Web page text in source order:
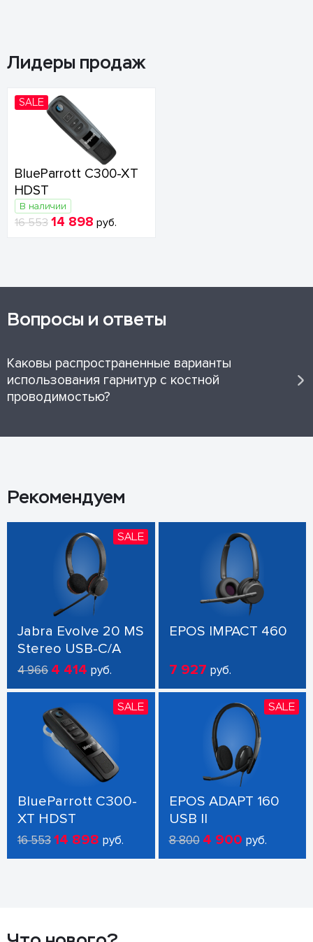
Лидеры продаж
SALE
BlueParrott C300-XT
HDST
В наличии
16 553 14 898 руб.
Вопросы и ответы
Каковы распространенные варианты
использования гарнитур с костной
проводимостью?
Рекомендуем
SALE
Jabra Evolve 20 MS
Stereo USB-C/A
4 966 4 414 руб.
EPOS IMPACT 460
7 927 руб.
SALE
BlueParrott C300-
XT HDST
16 55314 898 руб.
SALE
EPOS ADAPT 160
USB II
8 800 4 900 руб.